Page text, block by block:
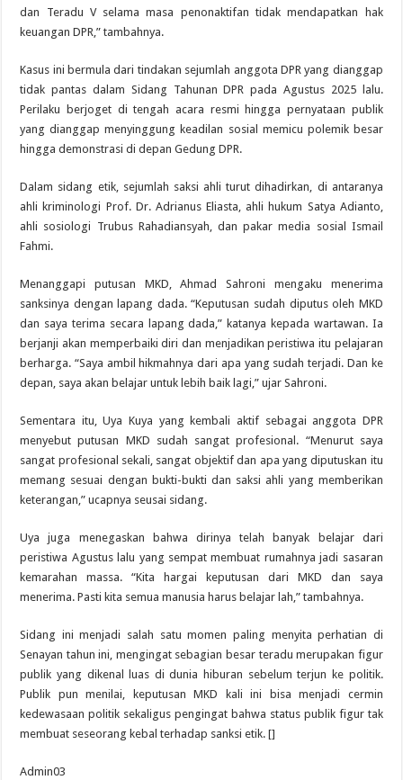
dan Teradu V selama masa penonaktifan tidak mendapatkan hak
keuangan DPR,” tambahnya.
Kasus ini bermula dari tindakan sejumlah anggota DPR yang dianggap
tidak pantas dalam Sidang Tahunan DPR pada Agustus 2025 lalu.
Perilaku berjoget di tengah acara resmi hingga pernyataan publik
yang dianggap menyinggung keadilan sosial memicu polemik besar
hingga demonstrasi di depan Gedung DPR.
Dalam sidang etik, sejumlah saksi ahli turut dihadirkan, di antaranya
ahli kriminologi Prof. Dr. Adrianus Eliasta, ahli hukum Satya Adianto,
ahli sosiologi Trubus Rahadiansyah, dan pakar media sosial Ismail
Fahmi.
Menanggapi putusan MKD, Ahmad Sahroni mengaku menerima
sanksinya dengan lapang dada. “Keputusan sudah diputus oleh MKD
dan saya terima secara lapang dada,” katanya kepada wartawan. Ia
berjanji akan memperbaiki diri dan menjadikan peristiwa itu pelajaran
berharga. “Saya ambil hikmahnya dari apa yang sudah terjadi. Dan ke
depan, saya akan belajar untuk lebih baik lagi,” ujar Sahroni.
Sementara itu, Uya Kuya yang kembali aktif sebagai anggota DPR
menyebut putusan MKD sudah sangat profesional. “Menurut saya
sangat profesional sekali, sangat objektif dan apa yang diputuskan itu
memang sesuai dengan bukti-bukti dan saksi ahli yang memberikan
keterangan,” ucapnya seusai sidang.
Uya juga menegaskan bahwa dirinya telah banyak belajar dari
peristiwa Agustus lalu yang sempat membuat rumahnya jadi sasaran
kemarahan massa. “Kita hargai keputusan dari MKD dan saya
menerima. Pasti kita semua manusia harus belajar lah,” tambahnya.
Sidang ini menjadi salah satu momen paling menyita perhatian di
Senayan tahun ini, mengingat sebagian besar teradu merupakan figur
publik yang dikenal luas di dunia hiburan sebelum terjun ke politik.
Publik pun menilai, keputusan MKD kali ini bisa menjadi cermin
kedewasaan politik sekaligus pengingat bahwa status publik figur tak
membuat seseorang kebal terhadap sanksi etik. []
Admin03